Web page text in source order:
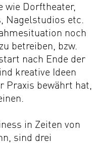
wie Dorftheater,
Nagelstudios etc.
noch
betreiben, bzw.
nach Ende der
kreative Ideen
Praxis bewährt hat,
in Zeiten von
sind drei